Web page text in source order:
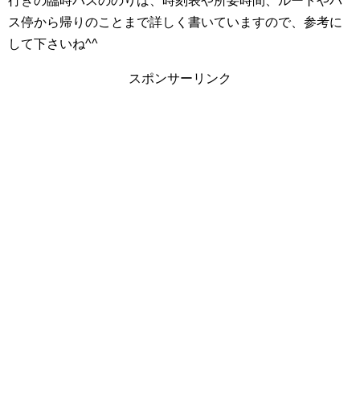
ス停から帰りのことまで詳しく書いていますので、参考に
して下さいね^^
スポンサーリンク